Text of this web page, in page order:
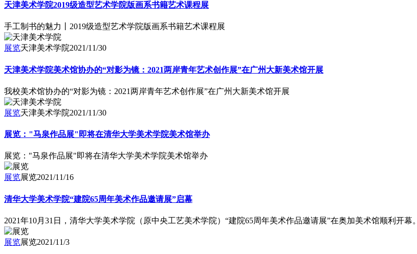
天津美术学院2019级造型艺术学院版画系书籍艺术课程展
手工制书的魅力丨2019级造型艺术学院版画系书籍艺术课程展
展览天津美术学院2021/11/30
天津美术学院美术馆协办的“对影为镜：2021两岸青年艺术创作展”在广州大新美术馆开展
我校美术馆协办的“对影为镜：2021两岸青年艺术创作展”在广州大新美术馆开展
展览天津美术学院2021/11/30
展览："马泉作品展"即将在清华大学美术学院美术馆举办
展览："马泉作品展"即将在清华大学美术学院美术馆举办
展览展览2021/11/16
清华大学美术学院“建院65周年美术作品邀请展”启幕
2021年10月31日，清华大学美术学院（原中央工艺美术学院）“建院65周年美术作品邀请展”在奥加美术馆顺利开幕。
展览展览2021/11/3